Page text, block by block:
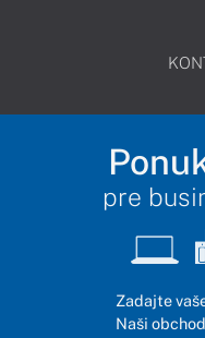
pre
Zadajte
Naši